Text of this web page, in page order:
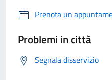
Prenota un
Problemi in città
Segnala disservizio